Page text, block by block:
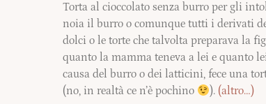
Torta al cioccolato senza burro per gli
noia il burro o comunque tutti i derivati
dolci o le torte che talvolta preparava la
quanto la mamma teneva a lei e quanto
causa del burro o dei latticini, fece una
(no, in realtà ce n’è pochino
). (altro…)